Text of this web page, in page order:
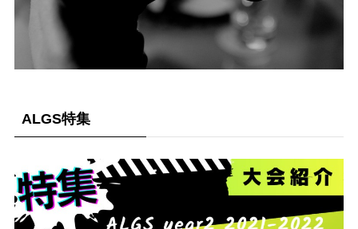
ALGS特集